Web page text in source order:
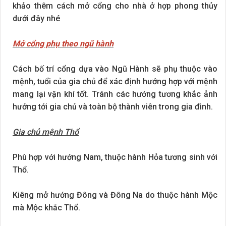
khảo thêm cách mở cổng cho nhà ở hợp phong thủy
dưới đây nhé
Mở cổng phụ theo ngũ hành
Cách bố trí cổng dựa vào Ngũ Hành sẽ phụ thuộc vào
mệnh, tuổi của gia chủ để xác định hướng hợp với mệnh
mang lại vận khí tốt. Tránh các hướng tương khắc ảnh
hưởng tới gia chủ và toàn bộ thành viên trong gia đình.
Gia chủ mệnh Thổ
Phù hợp với hướng Nam, thuộc hành Hỏa tương sinh với
Thổ.
Kiêng mở hướng Đông và Đông Na do thuộc hành Mộc
mà Mộc khắc Thổ.